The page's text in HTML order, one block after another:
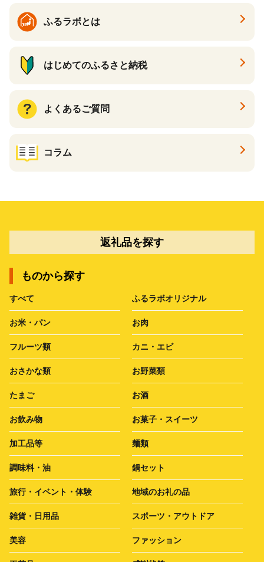
ふるラボとは
はじめてのふるさと納税
よくあるご質問
コラム
返礼品を探す
ものから探す
すべて ふるラボオリジナル
お米・パン お肉
フルーツ類 カニ・エビ
おさかな類 お野菜類
たまご お酒
お飲み物 お菓子・スイーツ
加工品等 麺類
調味料・油 鍋セット
旅行・イベント・体験 地域のお礼の品
雑貨・日用品 スポーツ・アウトドア
美容 ファッション